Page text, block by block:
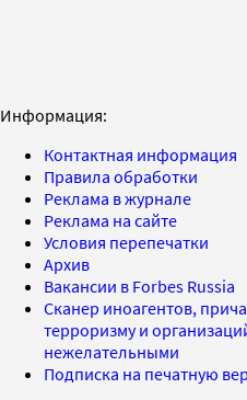
Информация:
Контактная информация
Правила обработки
Реклама в журнале
Реклама на сайте
Условия перепечатки
Архив
Вакансии в Forbes Russia
Сканер иноагентов,
терроризму и
нежелательными
Подписка на печатную